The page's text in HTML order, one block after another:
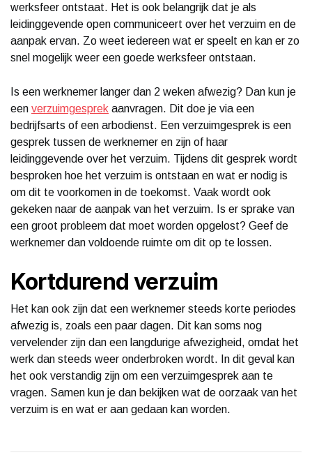
werksfeer ontstaat. Het is ook belangrijk dat je als
leidinggevende open communiceert over het verzuim en de
aanpak ervan. Zo weet iedereen wat er speelt en kan er zo
snel mogelijk weer een goede werksfeer ontstaan.
Is een werknemer langer dan 2 weken afwezig? Dan kun je
een verzuimgesprek aanvragen. Dit doe je via een
bedrijfsarts of een arbodienst. Een verzuimgesprek is een
gesprek tussen de werknemer en zijn of haar
leidinggevende over het verzuim. Tijdens dit gesprek wordt
besproken hoe het verzuim is ontstaan en wat er nodig is
om dit te voorkomen in de toekomst. Vaak wordt ook
gekeken naar de aanpak van het verzuim. Is er sprake van
een groot probleem dat moet worden opgelost? Geef de
werknemer dan voldoende ruimte om dit op te lossen.
Kortdurend verzuim
Het kan ook zijn dat een werknemer steeds korte periodes
afwezig is, zoals een paar dagen. Dit kan soms nog
vervelender zijn dan een langdurige afwezigheid, omdat het
werk dan steeds weer onderbroken wordt. In dit geval kan
het ook verstandig zijn om een verzuimgesprek aan te
vragen. Samen kun je dan bekijken wat de oorzaak van het
verzuim is en wat er aan gedaan kan worden.